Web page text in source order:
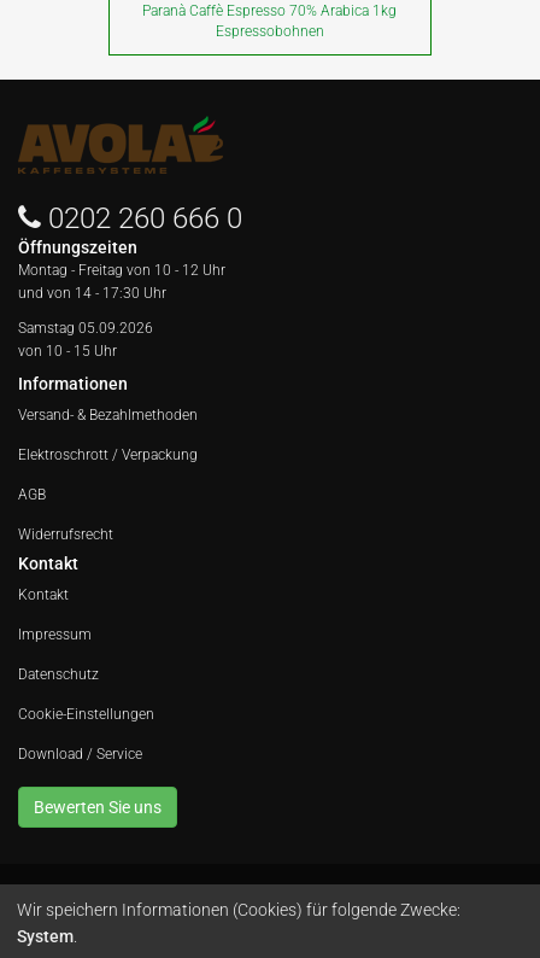
Paranà Caffè Espresso 70% Arabica 1kg
Espressobohnen
0202 260 666 0
Öffnungszeiten
Montag - Freitag von 10 - 12 Uhr
und von 14 - 17:30 Uhr
Samstag 05.09.2026
von 10 - 15 Uhr
Informationen
Versand- & Bezahlmethoden
Elektroschrott / Verpackung
AGB
Widerrufsrecht
Kontakt
Kontakt
Impressum
Datenschutz
Cookie-Einstellungen
Download / Service
Bewerten Sie uns
Avola GmbH • In der Fleute 52 • 42389 Wuppertal • Telefon 0202 260 666 0
Instagram
Wir speichern Informationen (Cookies) für folgende Zwecke:
System